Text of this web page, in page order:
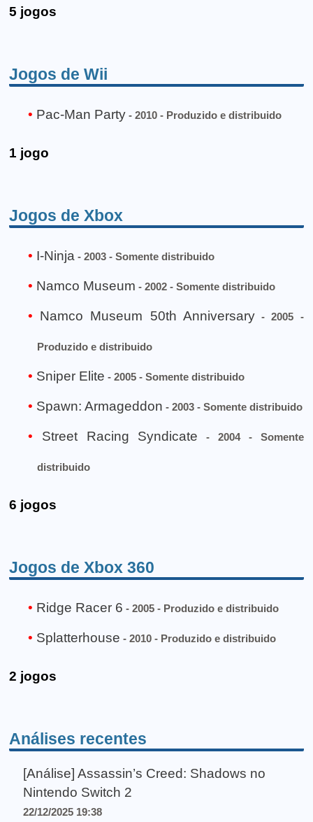
5 jogos
Jogos de Wii
Pac-Man Party - 2010 - Produzido e distribuido
1 jogo
Jogos de Xbox
I-Ninja - 2003 - Somente distribuido
Namco Museum - 2002 - Somente distribuido
Namco Museum 50th Anniversary- 2005 -
Produzido e distribuido
Sniper Elite - 2005 - Somente distribuido
Spawn: Armageddon - 2003 - Somente distribuido
Street Racing Syndicate - 2004 - Somente
distribuido
6 jogos
Jogos de Xbox 360
Ridge Racer 6 - 2005 - Produzido e distribuido
Splatterhouse - 2010 - Produzido e distribuido
2 jogos
Análises recentes
[Análise] Assassin’s Creed: Shadows no
Nintendo Switch 2
22/12/2025 19:38